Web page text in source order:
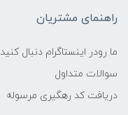
راهنمای مشتریان
ما رودر اینستاگرام دنبال کنید
سوالات متداول
دریافت کد رهگیری مرسوله